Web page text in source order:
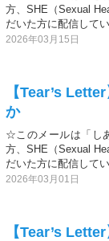
方、SHE（Sexual
だいた方に配信して
2026年03月15日
【Tear’s
か
☆このメールは「し
方、SHE（Sexual
だいた方に配信して
2026年03月01日
【Tear’s